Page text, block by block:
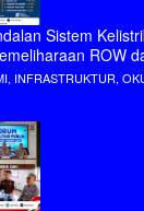
Sistem
ROW
Terpadu
INFRASTRUKTUR,